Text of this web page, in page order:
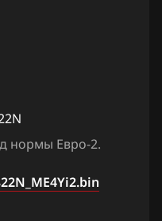
нормы Евро-2.